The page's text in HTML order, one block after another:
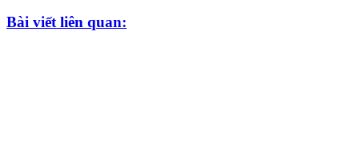
Bài viết liên quan: